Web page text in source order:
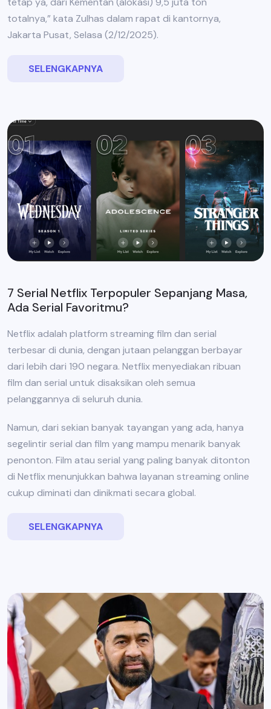
totalnya,” kata Zulhas dalam rapat di kantornya,
Jakarta Pusat, Selasa (2/12/2025).
SELENGKAPNYA
7 Serial Netflix Terpopuler Sepanjang Masa,
Ada Serial Favoritmu?
Netflix adalah platform streaming film dan serial
terbesar di dunia, dengan jutaan pelanggan berbayar
dari lebih dari 190 negara. Netflix menyediakan ribuan
film dan serial untuk disaksikan oleh semua
pelanggannya di seluruh dunia.
Namun, dari sekian banyak tayangan yang ada, hanya
segelintir serial dan film yang mampu menarik banyak
penonton. Film atau serial yang paling banyak ditonton
di Netflix menunjukkan bahwa layanan streaming online
cukup diminati dan dinikmati secara global.
SELENGKAPNYA